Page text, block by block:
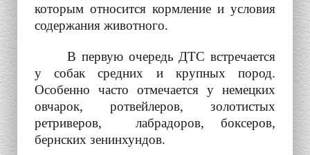
которым относится кормление и условия
содержания животного.
В первую очередь ДТС встречается
у собак средних и крупных пород.
Особенно часто отмечается у немецких
овчарок, ротвейлеров, золотистых
ретриверов, лабрадоров, боксеров,
бернских зенинхундов.